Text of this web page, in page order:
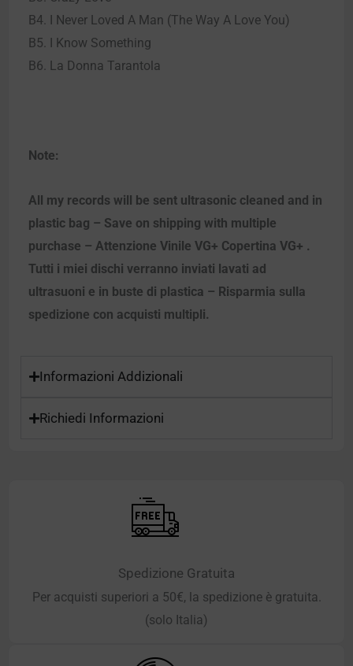
B4. I Never Loved A Man (The Way A Love You)
B5. I Know Something
B6. La Donna Tarantola
Note:
All my records will be sent ultrasonic cleaned and in
plastic bag – Save on shipping with multiple
purchase – Attenzione Vinile VG+ Copertina VG+ .
Tutti i miei dischi verranno inviati lavati ad
ultrasuoni e in buste di plastica – Risparmia sulla
spedizione con acquisti multipli.
Informazioni Addizionali
Richiedi Informazioni
Spedizione Gratuita
Per acquisti superiori a 50€, la spedizione è gratuita.
(solo Italia)